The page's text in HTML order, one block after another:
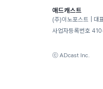
애드캐스트
(주)이노포스트 | 대
사업자등록번호
ⓒ ADcast Inc.